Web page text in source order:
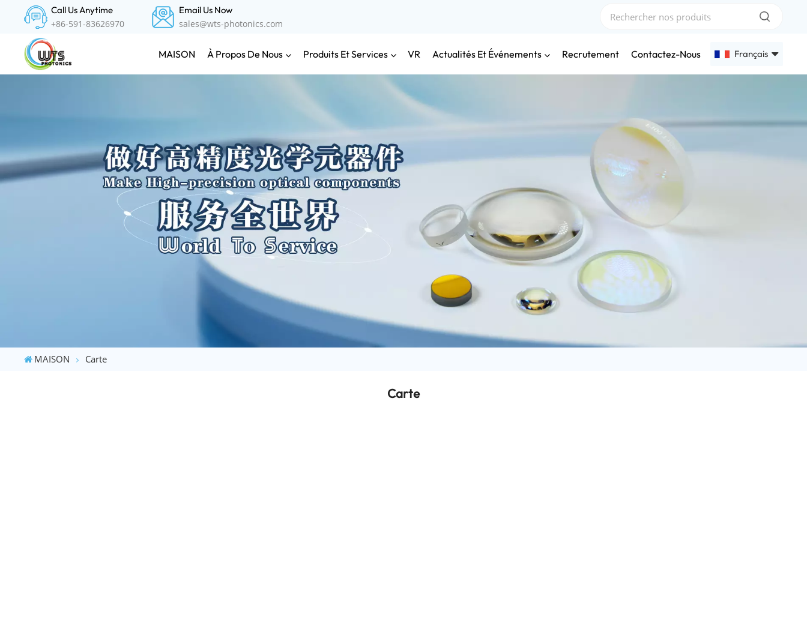
Call Us Anytime
+86-591-83626970
Email Us Now
sales@wts-photonics.com
MAISON À Propos De Nous Produits Et Services VR Actualités Et Événements Recrutement Contactez-Nous Français
中文
MAISON Carte
Carte